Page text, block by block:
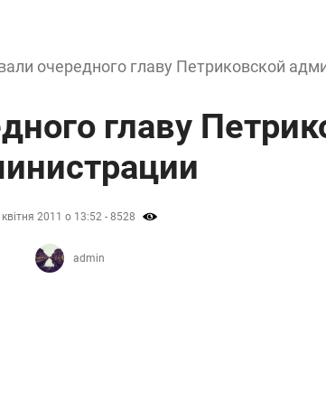
очередного главу Петриковской
главу
2011 о 13:52 - 8528
admin